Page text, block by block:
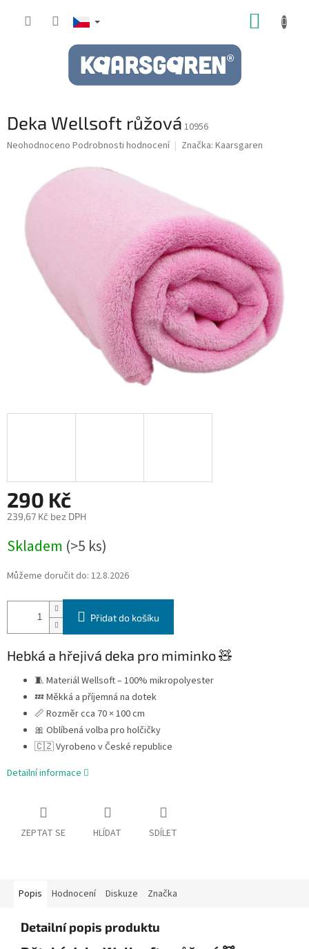
Deka Wellsoft růžová 10956
Průměrné
hvězdiček.
Neohodnoceno Podrobnosti hodnocení Značka: Kaarsgaren
290 Kč
239,67 Kč bez DPH
cena:
Skladem (>5 ks)
Můžeme doručit do: 12.8.2026
Přidat do košíku
Hebká a hřejivá deka pro miminko 🧸
🧵 Materiál Wellsoft – 100% mikropolyester
💤 Měkká a příjemná na dotek
📏 Rozměr cca 70 × 100 cm
🎀 Oblíbená volba pro holčičky
🇨🇿 Vyrobeno v České republice
Detailní informace
ZEPTAT SE HLÍDAT SDÍLET
Popis Hodnocení Diskuze Značka
Detailní popis produktu